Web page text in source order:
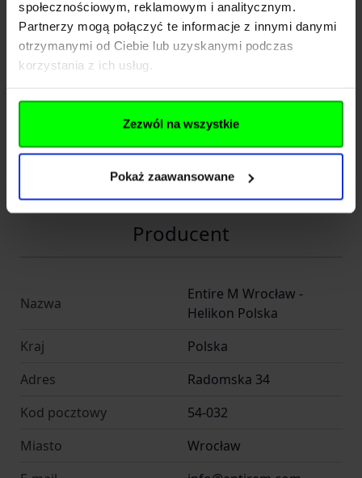
społecznościowym, reklamowym i analitycznym.
Partnerzy mogą połączyć te informacje z innymi danymi
otrzymanymi od Ciebie lub uzyskanymi podczas
korzystania z ich usług.
Zezwól na wszystkie
Pokaż zaawansowane
Rozwiń opis
Dane techniczne
HE.PO-SMR-NL-35
EAN
5908218786868
HELIKON-TEX
Producent
Nazwa
Entire M Wrocław -
Helikon Polska
Kraj
Polska
Adres
Radomska 34
Kod pocztowy
54-032
Miasto
Wrocław